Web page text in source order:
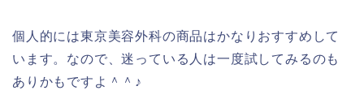
個人的には東京美容外科の商品はかなりおすすめして
います。なので、迷っている人は一度試してみるのも
ありかもですよ＾＾♪